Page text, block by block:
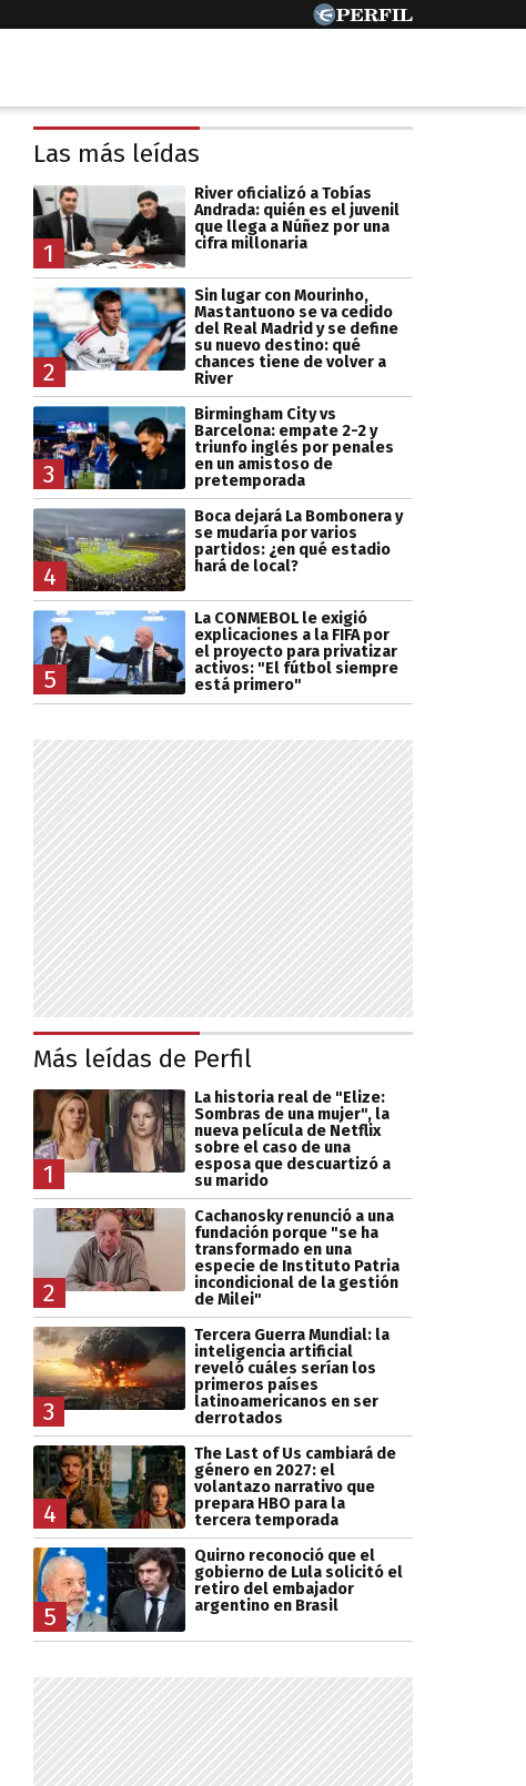
Las más leídas
1
River oficializó a Tobías
Andrada: quién es el juvenil
que llega a Núñez por una
cifra millonaria
2
Sin lugar con Mourinho,
Mastantuono se va cedido
del Real Madrid y se define
su nuevo destino: qué
chances tiene de volver a
River
3
Birmingham City vs
Barcelona: empate 2-2 y
triunfo inglés por penales
en un amistoso de
pretemporada
4
Boca dejará La Bombonera y
se mudaría por varios
partidos: ¿en qué estadio
hará de local?
5
La CONMEBOL le exigió
explicaciones a la FIFA por
el proyecto para privatizar
activos: "El fútbol siempre
está primero"
Más leídas de Perfil
1
La historia real de "Elize:
Sombras de una mujer", la
nueva película de Netflix
sobre el caso de una
esposa que descuartizó a
su marido
2
Cachanosky renunció a una
fundación porque "se ha
transformado en una
especie de Instituto Patria
incondicional de la gestión
de Milei"
3
Tercera Guerra Mundial: la
inteligencia artificial
reveló cuáles serían los
primeros países
latinoamericanos en ser
derrotados
4
The Last of Us cambiará de
género en 2027: el
volantazo narrativo que
prepara HBO para la
tercera temporada
5
Quirno reconoció que el
gobierno de Lula solicitó el
retiro del embajador
argentino en Brasil